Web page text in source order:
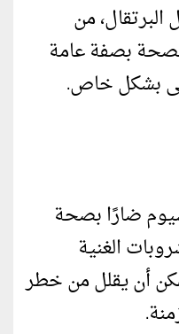
البرتقال، من
بصفة عامة
بشكل خاص.
ضارًا بصحة
الغنية
أن يقلل من خطر